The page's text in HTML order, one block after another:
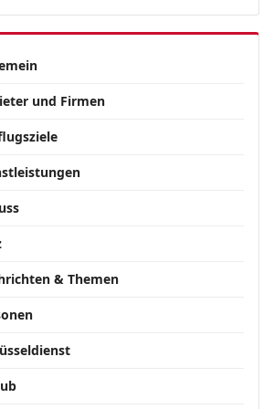
und Firmen
& Themen